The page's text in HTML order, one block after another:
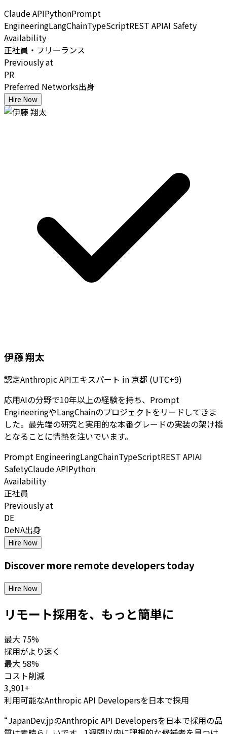
Claude APIPythonPrompt
EngineeringLangChainTypeScriptREST APIAI Safety
Availability
正社員・フリーランス
Previously at
PR
Preferred Networks出身
Hire Now
伊藤 翔太
認定Anthropic APIエキスパート in京都 (UTC+9)
応用AIの分野で10年以上の経験を持ち、Prompt
EngineeringやLangChainのプロジェクトをリードしてきま
した。最先端の研究と実用的な本番グレードの実装の架け橋
となることに情熱を注いでいます。
Prompt EngineeringLangChainTypeScriptREST APIAI
SafetyClaude APIPython
Availability
正社員
Previously at
DE
DeNA出身
Hire Now
Discover more remote developerstoday
Hire Now
リモート採用を、もっと簡単に
最大 75%
採用がより速く
最大 58%
コスト削減
3,901+
利用可能なAnthropic API Developersを日本で採用
“JapanDev.jpのAnthropic API Developersを日本で採用の品